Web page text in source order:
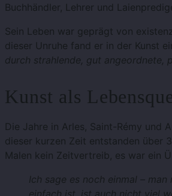
Buchhändler, Lehrer und
Sein Leben war geprägt von
dieser Unruhe fand er in der Kunst
durch strahlende, gut angeordnete,
Kunst als
Die Jahre in Arles, Saint-Rémy und
dieser kurzen Zeit entstanden über
Malen kein Zeitvertreib, es war ein
Ich sage es noch einmal –
einfach ist, ist auch nicht viel